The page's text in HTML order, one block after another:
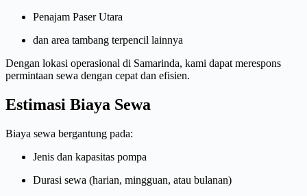
Penajam Paser Utara
dan area tambang terpencil lainnya
Dengan lokasi operasional di Samarinda, kami dapat merespons
permintaan sewa dengan cepat dan efisien.
Estimasi Biaya Sewa
Biaya sewa bergantung pada:
Jenis dan kapasitas pompa
Durasi sewa (harian, mingguan, atau bulanan)